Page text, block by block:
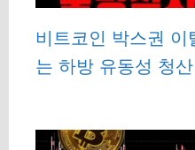
비트코인 박스권 이
는 하방 유동성 청